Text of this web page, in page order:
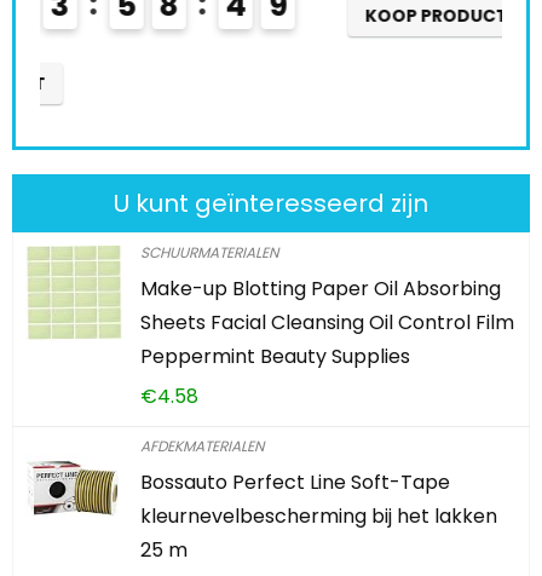
KOOP PRODUCT
U kunt geïnteresseerd zijn
SCHUURMATERIALEN
Make-up Blotting Paper Oil Absorbing
Sheets Facial Cleansing Oil Control Film
Peppermint Beauty Supplies
€4.58
AFDEKMATERIALEN
Bossauto Perfect Line Soft-Tape
kleurnevelbescherming bij het lakken
25 m